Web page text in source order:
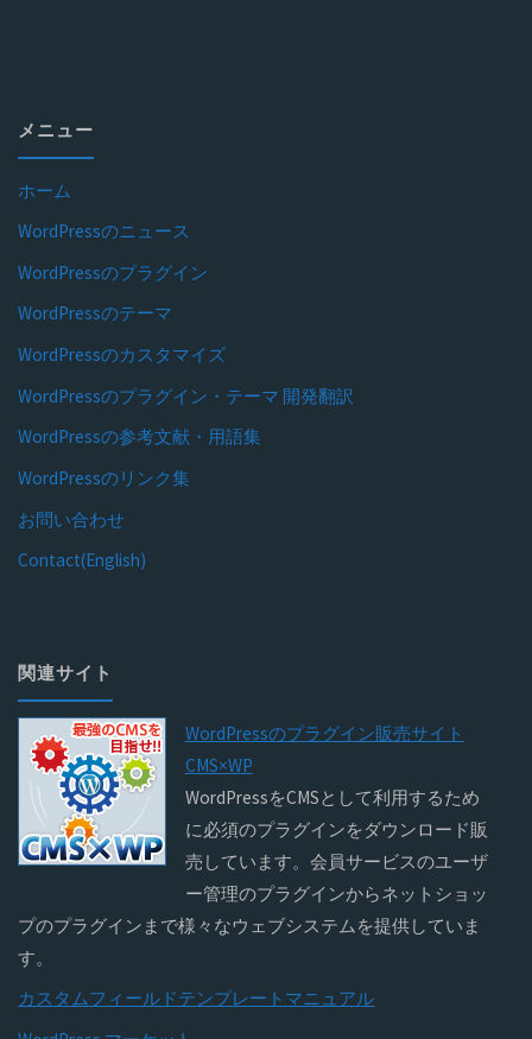
メニュー
ホーム
WordPressのニュース
WordPressのプラグイン
WordPressのテーマ
WordPressのカスタマイズ
WordPressのプラグイン・テーマ 開発翻訳
WordPressの参考文献・用語集
WordPressのリンク集
お問い合わせ
Contact(English)
関連サイト
WordPressのプラグイン販売サイト
CMS×WP
WordPressをCMSとして利用するため
に必須のプラグインをダウンロード販
売しています。会員サービスのユーザ
ー管理のプラグインからネットショッ
プのプラグインまで様々なウェブシステムを提供していま
す。
カスタムフィールドテンプレートマニュアル